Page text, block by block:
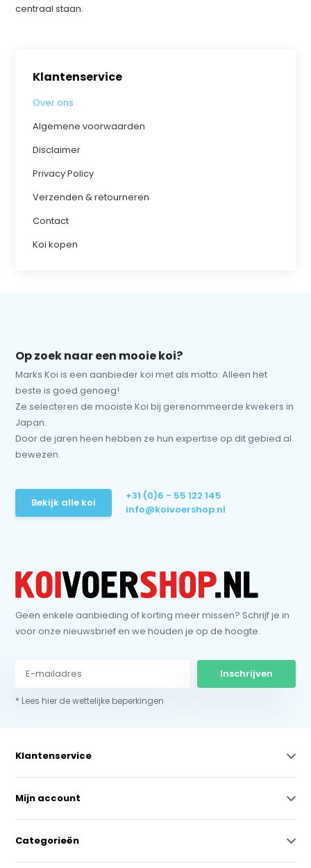
Klantenservice
Over ons
Algemene voorwaarden
Disclaimer
Privacy Policy
Verzenden & retourneren
Contact
Koi kopen
centraal staan.
Op zoek naar een mooie koi?
Marks Koi is een aanbieder koi met als motto: Alleen het
beste is goed genoeg!
Ze selecteren de mooiste Koi bij gerenommeerde kwekers in
Japan.
Door de jaren heen hebben ze hun expertise op dit gebied al
bewezen.
Bekijk alle koi
+31 (0)6 - 55 122 145
info@koivoershop.nl
Geen enkele aanbieding of korting meer missen? Schrijf je in
voor onze nieuwsbrief en we houden je op de hoogte.
Inschrijven
* Lees hier de wettelijke beperkingen
Klantenservice
Mijn account
Categorieën